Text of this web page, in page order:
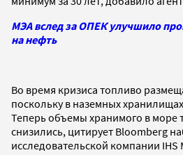
МЭА вслед за ОПЕК улучшило
на нефть
Во время кризиса топливо
поскольку в наземных
Теперь объемы хранимого в море
снизились, цитирует Bloomberg
исследовательской компании